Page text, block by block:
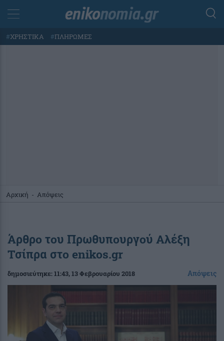
#ΧΡΗΣΤΙΚΑ #ΠΛΗΡΩΜΕΣ
Αρχική - Απόψεις
Άρθρο του Πρωθυπουργού Αλέξη
Τσίπρα στο enikos.gr
δημοσιεύτηκε:11:43, 13 Φεβρουαρίου 2018 Απόψεις